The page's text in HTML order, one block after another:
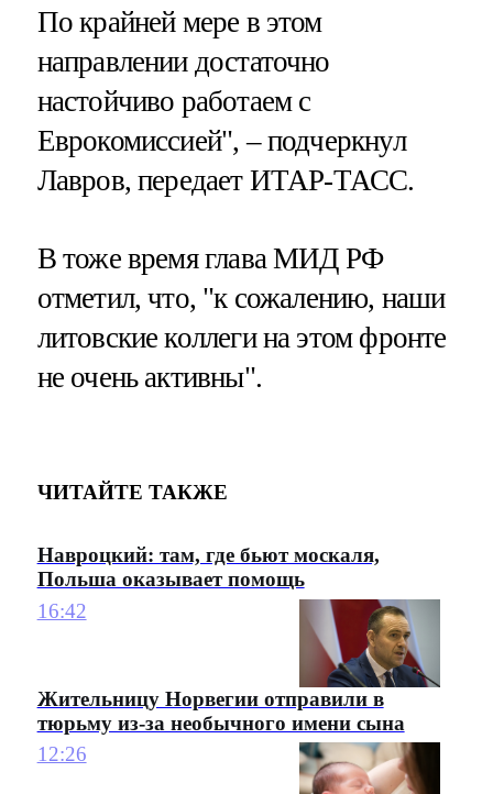
По крайней мере в этом
направлении достаточно
настойчиво работаем с
Еврокомиссией", – подчеркнул
Лавров, передает ИТАР-ТАСС.
В тоже время глава МИД РФ
отметил, что, "к сожалению, наши
литовские коллеги на этом фронте
не очень активны".
ЧИТАЙТЕ ТАКЖЕ
Навроцкий: там, где бьют москаля,
Польша оказывает помощь
16:42
Жительницу Норвегии отправили в
тюрьму из-за необычного имени сына
12:26